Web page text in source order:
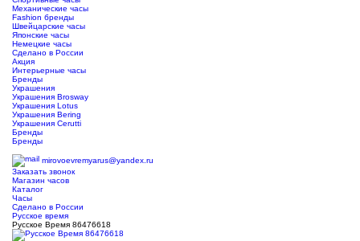
Механические часы
Fashion бренды
Швейцарские часы
Японские часы
Немецкие часы
Сделано в России
Акция
Интерьерные часы
Бренды
Украшения
Украшения Brosway
Украшения Lotus
Украшения Bering
Украшения Cerutti
Бренды
Бренды
mirovoevremyarus@yandex.ru
Заказать звонок
Магазин часов
Каталог
Часы
Сделано в России
Русское время
Русское Время 86476618